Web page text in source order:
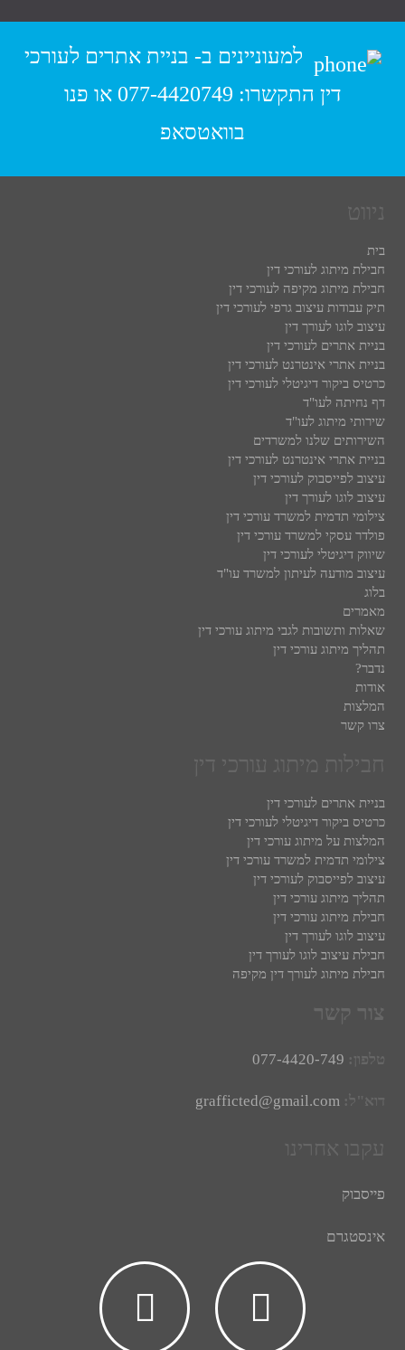
למעוניינים ב- בניית אתרים לעורכי
דין התקשרו: 077-4420749 או פנו
בוואטסאפ
ניווט
בית
חבילת מיתוג לעורכי דין
חבילת מיתוג מקיפה לעורכי דין
תיק עבודות עיצוב גרפי לעורכי דין
עיצוב לוגו לעורך דין
בניית אתרים לעורכי דין
בניית אתרי אינטרנט לעורכי דין
כרטיס ביקור דיגיטלי לעורכי דין
דף נחיתה לעו"ד
שירותי מיתוג לעו"ד
השירותים שלנו למשרדים
בניית אתרי אינטרנט לעורכי דין
עיצוב לפייסבוק לעורכי דין
עיצוב לוגו לעורך דין
צילומי תדמית למשרד עורכי דין
פולדר עסקי למשרד עורכי דין
שיווק דיגיטלי לעורכי דין
עיצוב מודעה לעיתון למשרד עו"ד
בלוג
מאמרים
שאלות ותשובות לגבי מיתוג עורכי דין
תהליך מיתוג עורכי דין
נדבר?
אודות
המלצות
צרו קשר
חבילות מיתוג עורכי דין
בניית אתרים לעורכי דין
כרטיס ביקור דיגיטלי לעורכי דין
המלצות על מיתוג עורכי דין
צילומי תדמית למשרד עורכי דין
עיצוב לפייסבוק לעורכי דין
תהליך מיתוג עורכי דין
חבילת מיתוג עורכי דין
עיצוב לוגו לעורך דין
חבילת עיצוב לוגו לעורך דין
חבילת מיתוג לעורך דין מקיפה
צור קשר
טלפון: 077-4420-749
דוא"ל:grafficted@gmail.com
עקבו אחרינו
פייסבוק
אינסטגרם